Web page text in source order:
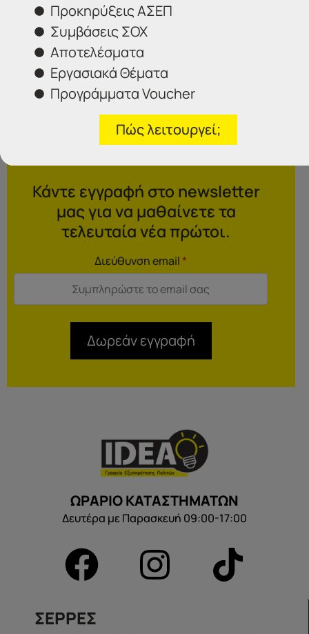
Επιλέξτε το γραφείο που σας ενδιαφέρει
Αποστολή
Κάντε εγγραφή στο newsletter
μας για να μαθαίνετε τα
τελευταία νέα πρώτοι.
Διεύθυνση email*
Δωρεάν εγγραφή
ΩΡΑΡΙΟ ΚΑΤΑΣΤΗΜΑΤΩΝ
Δευτέρα με Παρασκευή 09:00-17:00
ΣΕΡΡΕΣ
Προκηρύξεις ΑΣΕΠ
Συμβάσεις ΣΟΧ
Αποτελέσματα
Εργασιακά Θέματα
Προγράμματα Voucher
Πώς λειτουργεί;